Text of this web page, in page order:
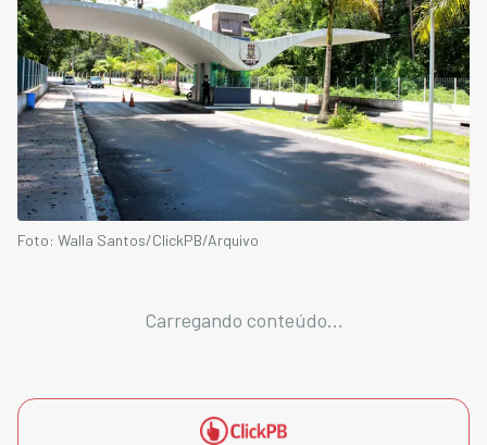
Foto: Walla Santos/ClickPB/Arquivo
Carregando conteúdo...